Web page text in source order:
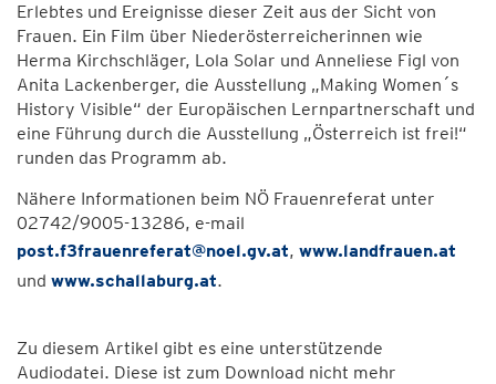
Erlebtes und Ereignisse dieser Zeit aus der Sicht von
Frauen. Ein Film über Niederösterreicherinnen wie
Herma Kirchschläger, Lola Solar und Anneliese Figl von
Anita Lackenberger, die Ausstellung „Making Women´s
History Visible“ der Europäischen Lernpartnerschaft und
eine Führung durch die Ausstellung „Österreich ist frei!“
runden das Programm ab.
Nähere Informationen beim NÖ Frauenreferat unter
02742/9005-13286, e-mail
post.f3frauenreferat@noel.gv.at, www.landfrauen.at
und www.schallaburg.at.
Zu diesem Artikel gibt es eine unterstützende
Audiodatei. Diese ist zum Download nicht mehr